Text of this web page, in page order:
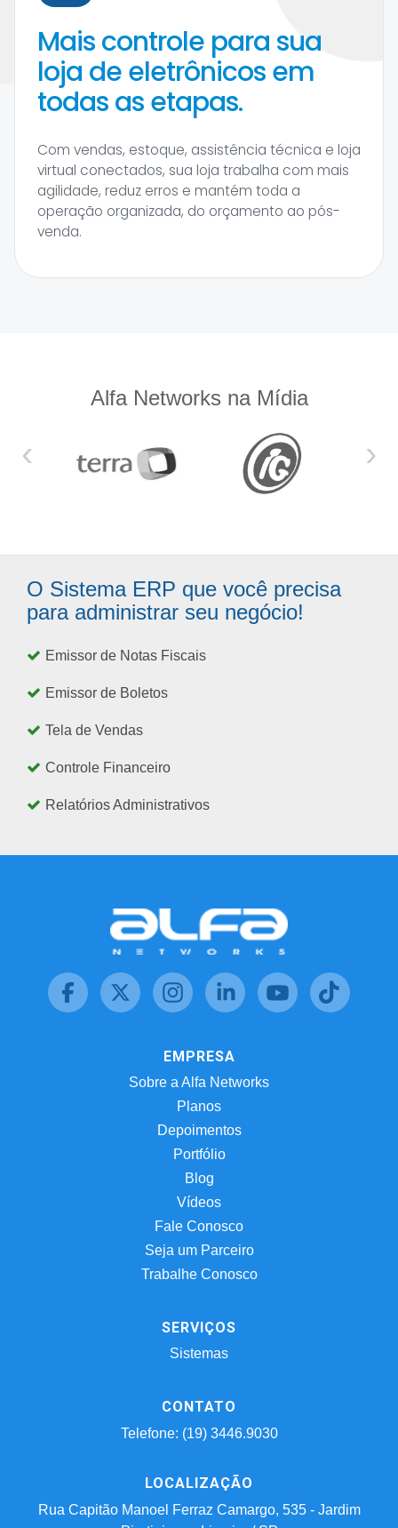
Mais controle para sua
loja de eletrônicos em
todas as etapas.
Com vendas, estoque, assistência técnica e loja
virtual conectados, sua loja trabalha com mais
agilidade, reduz erros e mantém toda a
operação organizada, do orçamento ao pós-
venda.
Alfa Networks na Mídia
‹ ›
O Sistema ERP que você precisa
para administrar seu negócio!
Emissor de Notas Fiscais
Emissor de Boletos
Tela de Vendas
Controle Financeiro
Relatórios Administrativos
EMPRESA
Sobre a Alfa Networks
Planos
Depoimentos
Portfólio
Blog
Vídeos
Fale Conosco
Seja um Parceiro
Trabalhe Conosco
SERVIÇOS
Sistemas
CONTATO
Telefone: (19) 3446.9030
LOCALIZAÇÃO
Rua Capitão Manoel Ferraz Camargo, 535 - Jardim